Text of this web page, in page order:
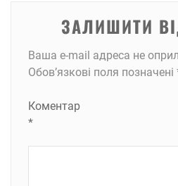
ЗАЛИШИТИ
Ваша e-mail адреса не
Обов’язкові поля позначені
Коментар
*